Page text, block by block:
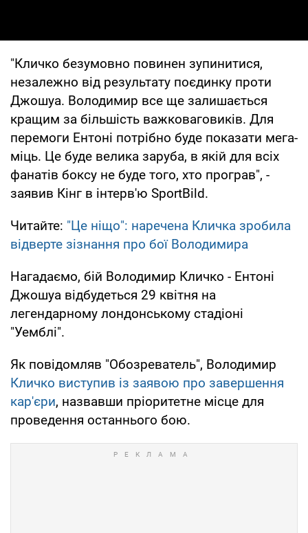
"Кличко безумовно повинен зупинитися,
незалежно від результату поєдинку проти
Джошуа. Володимир все ще залишається
кращим за більшість важковаговиків. Для
перемоги Ентоні потрібно буде показати мега-
міць. Це буде велика заруба, в якій для всіх
фанатів боксу не буде того, хто програв", -
заявив Кінг в інтерв'ю SportBild.
Читайте: "Це ніщо": наречена Кличка зробила
відверте зізнання про бої Володимира
Нагадаємо, бій Володимир Кличко - Ентоні
Джошуа відбудеться 29 квітня на
легендарному лондонському стадіоні
"Уемблі".
Як повідомляв "Обозреватель", Володимир
Кличко виступив із заявою про завершення
кар'єри, назвавши пріоритетне місце для
проведення останнього бою.